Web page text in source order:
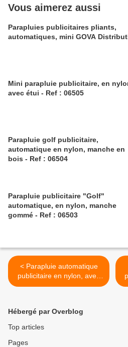
Vous aimerez aussi
Parapluies publicitaires pliants,
automatiques, mini GOVA
Mini parapluie publicitaire, en
avec étui - Ref : 06505
Parapluie golf publicitaire,
automatique en nylon, manche en
bois - Ref : 06504
Parapluie publicitaire "Golf"
automatique, en nylon, manche
gommé - Ref : 06503
< Parapluie automatique
publicitaire en nylon, avec
protecteur de gouttes
Hébergé par Overblog
Top articles
Pages